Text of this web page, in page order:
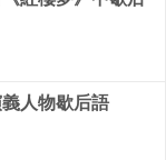
人物歇后語